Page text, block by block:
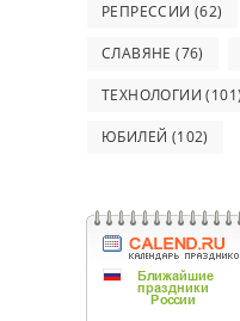
РЕПРЕССИИ (62)
СЛАВЯНЕ (76)
ТЕХНОЛОГИИ (101)
ЮБИЛЕЙ (102)